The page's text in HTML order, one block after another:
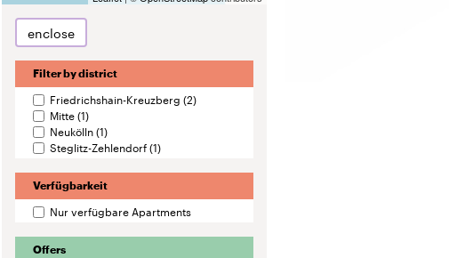
Verfügbarkeit
Nur verfügbare Apartments
Offers
Beschäftigten-Wohnen
Central Home(2)
Rooms
1-Zimmer-Apartment(4)